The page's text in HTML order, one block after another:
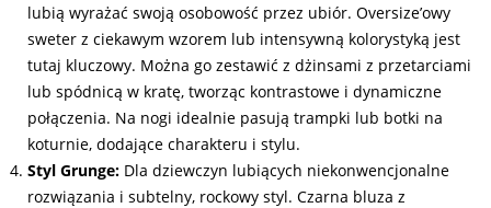
lubią wyrażać swoją osobowość przez ubiór. Oversize’owy
sweter z ciekawym wzorem lub intensywną kolorystyką jest
tutaj kluczowy. Można go zestawić z dżinsami z przetarciami
lub spódnicą w kratę, tworząc kontrastowe i dynamiczne
połączenia. Na nogi idealnie pasują trampki lub botki na
koturnie, dodające charakteru i stylu.
Styl Grunge: Dla dziewczyn lubiących niekonwencjonalne
rozwiązania i subtelny, rockowy styl. Czarna bluza z